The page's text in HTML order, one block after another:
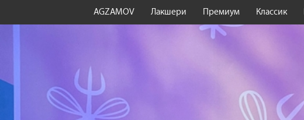
AGZAMOV Лакшери Премиум Классик